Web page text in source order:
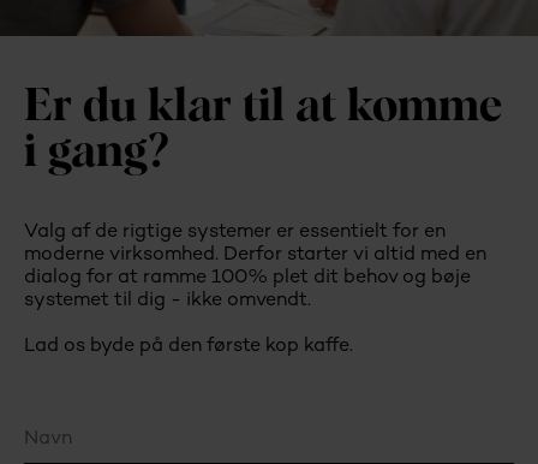
Er du klar til at komme
i gang?
Valg af de rigtige systemer er essentielt for en
moderne virksomhed. Derfor starter vi altid med en
dialog for at ramme 100% plet dit behov og bøje
systemet til dig - ikke omvendt.
Lad os byde på den første kop kaffe.